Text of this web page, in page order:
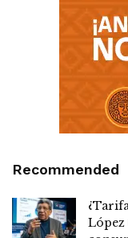
Recommended